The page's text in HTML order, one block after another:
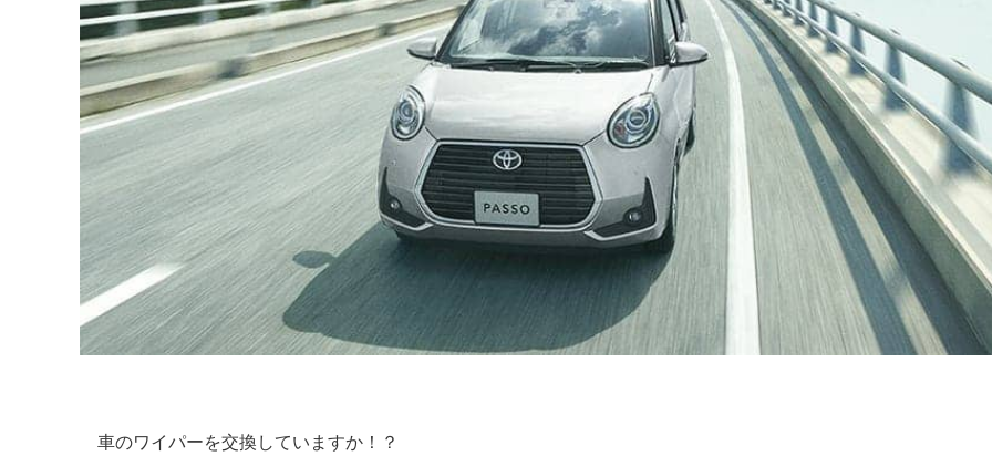
車のワイパーを交換していますか！？